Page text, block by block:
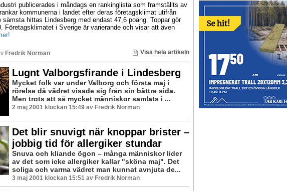
publicerades i måndags en rankinglista som framställts av
kommunerna i landet efter deras företagsklimat utifrån
hittas Lindesberg med endast 47,6 poäng. Toppar gör
Företagsklimatet i Sverige är varierande och visar att även
Fredrik Norman Visa hela artikeln
Lugnt Valborgsfirande i Lindesberg
Mycket folk var under Valborg och första maj i
rörelse då vädret visade sig från sin bättre sida.
Men trots att så mycket människor samlats i ...
2 maj 2001 klockan 15:49 av Fredrik Norman
Det blir snuvigt när knoppar brister –
jobbig tid för allergiker stundar
Snuva och kliande ögon – många människor lider
av det som icke allergiker kallar "sköna maj". Det
soliga och varma vädret man kunnat avnjuta de...
3 maj 2001 klockan 15:51 av Fredrik Norman